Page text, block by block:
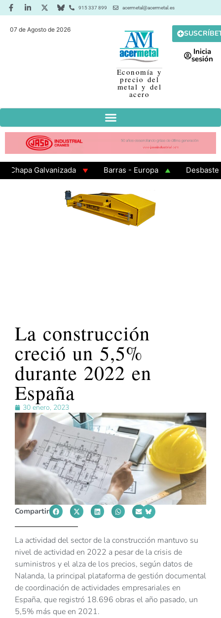
915 337 899 acermetal@acermetal.es
07 de Agosto de 2026
Economía y
precio del
metal y del
acero
Inicia
sesión
Galvanizada Barras - Europa
Desbaste -
La construcción
creció un 5,5%
durante 2022 en
España
30 enero, 2023
Compartir
La actividad del sector de la construcción mantuvo su
nivel de actividad en 2022 a pesar de la crisis de
suministros y el alza de los precios, según datos de
Nalanda, la principal plataforma de gestión documental
de coordinación de actividades empresariales en
España, que registró 18.696 obras el año pasado, un
5,5% más que en 2021.